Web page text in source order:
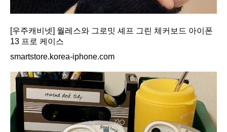
[우주캐비넷] 월레스와 그로밋 셰프 그린 체커보드 아이폰
13 프로 케이스
smartstore.korea-iphone.com